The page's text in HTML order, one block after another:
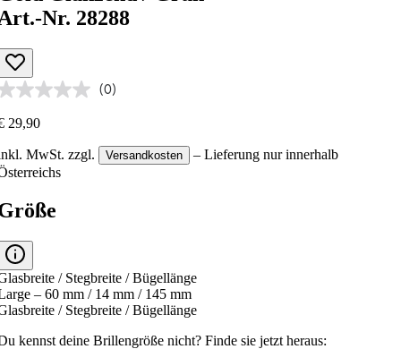
Nr. 28288
(0)
29,90
MwSt.zzgl. Versandkosten
– Lieferung nur innerhalb
/ Stegbreite / Bügellänge
– 60 mm / 14 mm / 145 mm
/ Stegbreite / Bügellänge
kennst deine Brillengröße nicht?Finde sie jetzt heraus: